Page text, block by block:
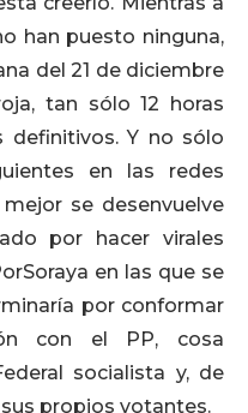
han puesto ninguna,
del 21 de diciembre
tan sólo 12 horas
definitivos. Y no sólo
en las redes
se desenvuelve
por hacer virales
en las que se
por conformar
con el PP, cosa
socialista y, de
propios votantes.